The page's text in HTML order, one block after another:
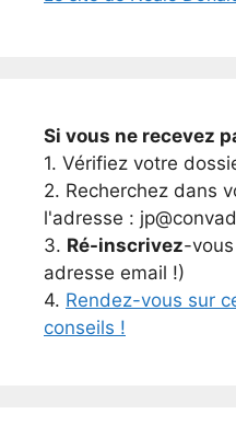
Si vous ne recevez
1. Vérifiez votre
2. Recherchez dans
l'adresse :
3. Ré-inscrivez-
adresse email !)
4. Rendez-vous sur
conseils !